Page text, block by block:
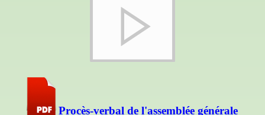
Procès-verbal de l'assemblée générale